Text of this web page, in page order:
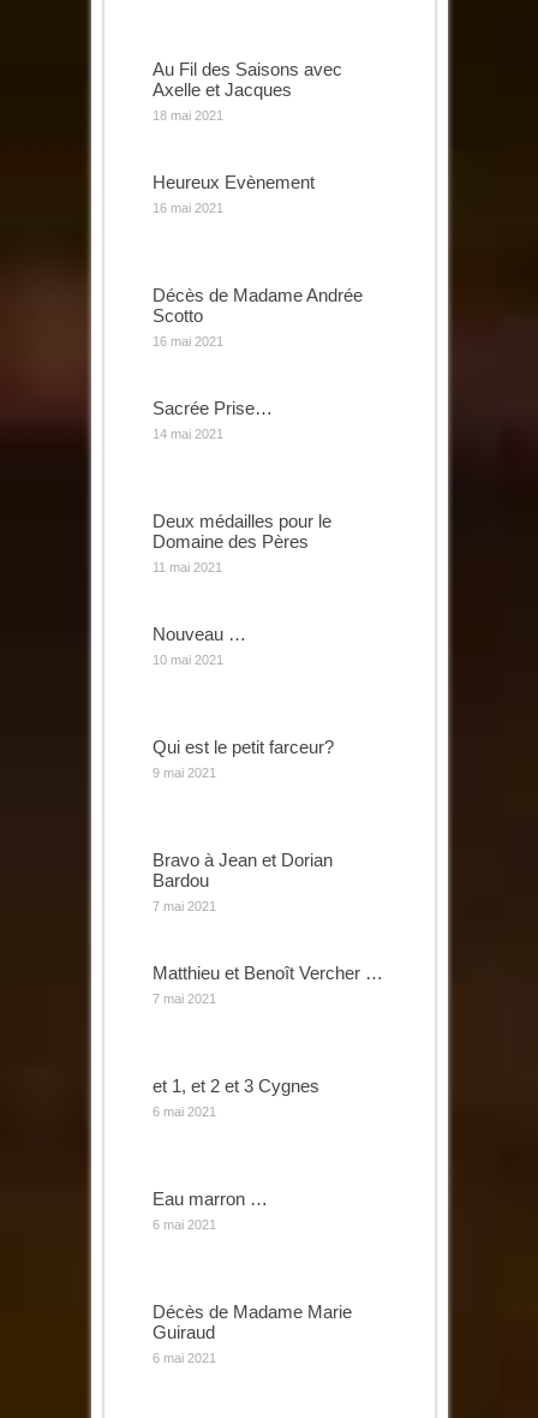
Au Fil des Saisons avec
Axelle et Jacques
18 mai 2021
Heureux Evènement
16 mai 2021
Décès de Madame Andrée
Scotto
16 mai 2021
Sacrée Prise…
14 mai 2021
Deux médailles pour le
Domaine des Pères
11 mai 2021
Nouveau …
10 mai 2021
Qui est le petit farceur?
9 mai 2021
Bravo à Jean et Dorian
Bardou
7 mai 2021
Matthieu et Benoît Vercher …
7 mai 2021
et 1, et 2 et 3 Cygnes
6 mai 2021
Eau marron …
6 mai 2021
Décès de Madame Marie
Guiraud
6 mai 2021